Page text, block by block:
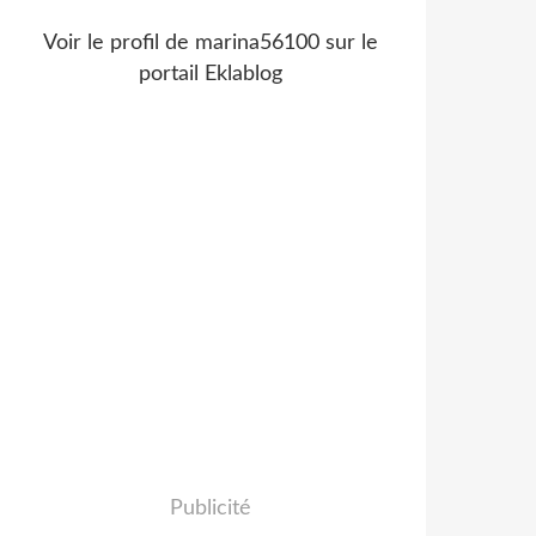
Voir le profil de marina56100 sur le
portail Eklablog
Publicité